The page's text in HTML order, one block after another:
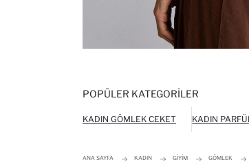
POPÜLER KATEGORILER
KADIN GÖMLEK CEKET KADIN
ANA SAYFA KADIN GIYIM GÖMLEK